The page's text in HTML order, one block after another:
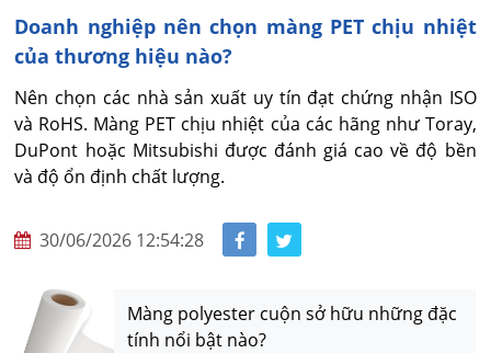
Doanh nghiệp nên chọn màng PET chịu nhiệt
của thương hiệu nào?
Nên chọn các nhà sản xuất uy tín đạt chứng nhận ISO
và RoHS. Màng PET chịu nhiệt của các hãng như Toray,
DuPont hoặc Mitsubishi được đánh giá cao về độ bền
và độ ổn định chất lượng.
30/06/2026 12:54:28
Màng polyester cuộn sở hữu những đặc
tính nổi bật nào?